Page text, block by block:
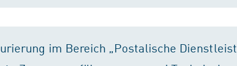
im Bereich „Postalische